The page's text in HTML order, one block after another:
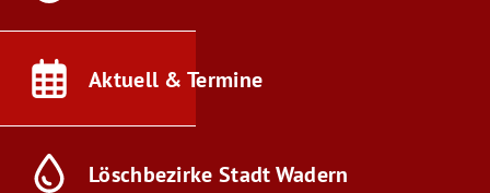
Aktuell & Termine
Löschbezirke Stadt Wadern